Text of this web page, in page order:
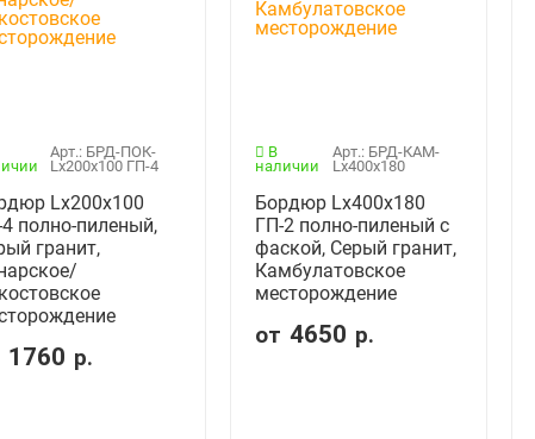
Арт.: БРД-ПОК-
Lx200x100 ГП-4
Lx200x100
полно-пиленый,
гранит,
1760 р.
В
наличии
Арт.: БРД-КАМ-
Lx400x180
Бордюр Lx400x180
ГП-2 полно-пиленый с
фаской, Серый гранит,
Камбулатовское
месторождение
от 4650 р.